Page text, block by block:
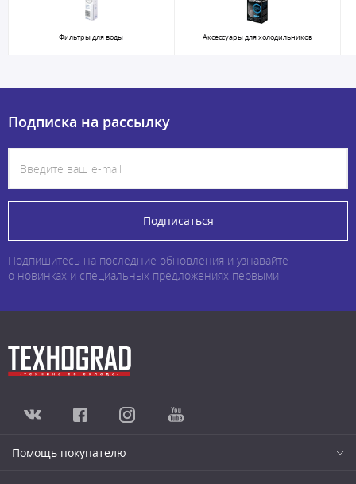
Фильтры для воды Аксессуары для холодильников
Подписка на рассылку
Подписаться
Подпишитесь на последние обновления и узнавайте
о новинках и специальных предложениях первыми
Помощь покупателю